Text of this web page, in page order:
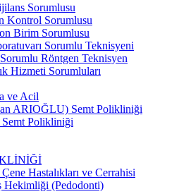
Sorumlusu
Kontrol Sorumlusu
Birim Sorumlusu
Sorumlu Teknisyeni
Röntgen Teknisyen
Hizmeti Sorumluları
ve Acil
ARIOĞLU) Semt Polikliniği
Polikliniği
Hastalıkları ve Cerrahisi
Hekimliği (Pedodonti)